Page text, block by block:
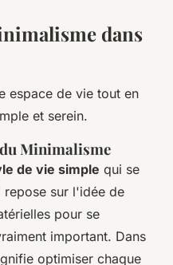
dans
espace de vie tout en
et serein.
Minimalisme
de vie simple qui se
repose sur l'idée de
pour se
important. Dans
optimiser chaque